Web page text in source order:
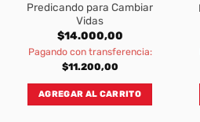
Predicando para Cambiar
Vidas
$14.000,00
Pagando con transferencia:
$11.200,00
AGREGAR AL CARRITO